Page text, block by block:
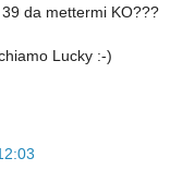
da mettermi KO???
Lucky :-)